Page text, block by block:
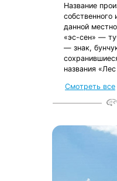
Название
собственного
данной
«эс-сен» —
— знак,
названия
Смотреть все